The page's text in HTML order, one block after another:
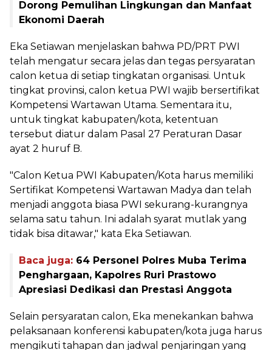
Dorong Pemulihan Lingkungan dan Manfaat
Ekonomi Daerah
Eka Setiawan menjelaskan bahwa PD/PRT PWI
telah mengatur secara jelas dan tegas persyaratan
calon ketua di setiap tingkatan organisasi. Untuk
tingkat provinsi, calon ketua PWI wajib bersertifikat
Kompetensi Wartawan Utama. Sementara itu,
untuk tingkat kabupaten/kota, ketentuan
tersebut diatur dalam Pasal 27 Peraturan Dasar
ayat 2 huruf B.
"Calon Ketua PWI Kabupaten/Kota harus memiliki
Sertifikat Kompetensi Wartawan Madya dan telah
menjadi anggota biasa PWI sekurang-kurangnya
selama satu tahun. Ini adalah syarat mutlak yang
tidak bisa ditawar," kata Eka Setiawan.
Baca juga: 64 Personel Polres Muba Terima
Penghargaan, Kapolres Ruri Prastowo
Apresiasi Dedikasi dan Prestasi Anggota
Selain persyaratan calon, Eka menekankan bahwa
pelaksanaan konferensi kabupaten/kota juga harus
mengikuti tahapan dan jadwal penjaringan yang